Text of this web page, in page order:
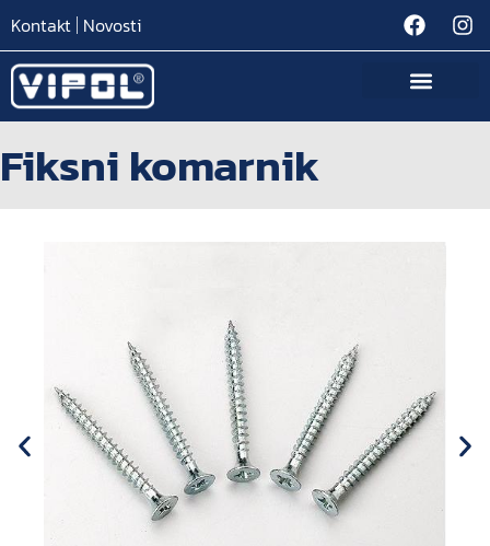
Kontakt Novosti
Fiksni komarnik